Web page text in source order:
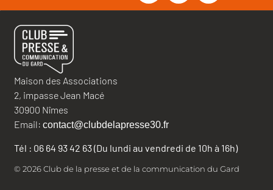
Maison des Associations
2, impasse Jean Macé
30900 Nîmes
Email: contact@clubdelapresse30.fr
Tél : 06 64 93 42 63 (Du lundi au vendredi de 10h à 16h)
© 2026 Club de la presse et de la communication du Gard